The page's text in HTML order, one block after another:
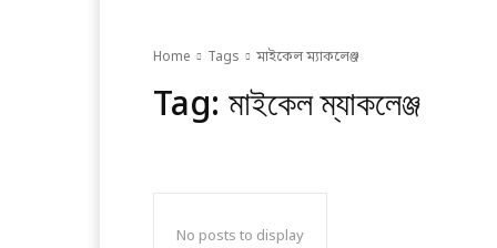
Home Tags মাইকেল ম্যাকলেঞ্জ
Tag: মাইকেল ম্যাকলেঞ্জ
No posts to display